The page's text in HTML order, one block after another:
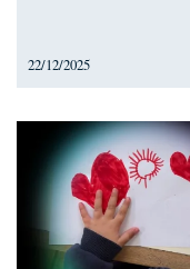
22/12/2025